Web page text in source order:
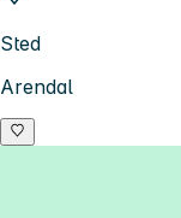
Sted
Arendal